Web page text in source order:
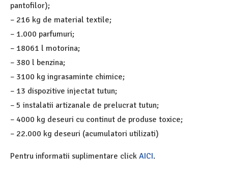
pantofilor);
– 216 kg de material textile;
– 1.000 parfumuri;
– 18061 l motorina;
– 380 l benzina;
– 3100 kg ingrasaminte chimice;
– 13 dispozitive injectat tutun;
– 5 instalatii artizanale de prelucrat tutun;
– 4000 kg deseuri cu continut de produse toxice;
– 22.000 kg deseuri (acumulatori utilizati)
Pentru informatii suplimentare click AICI.